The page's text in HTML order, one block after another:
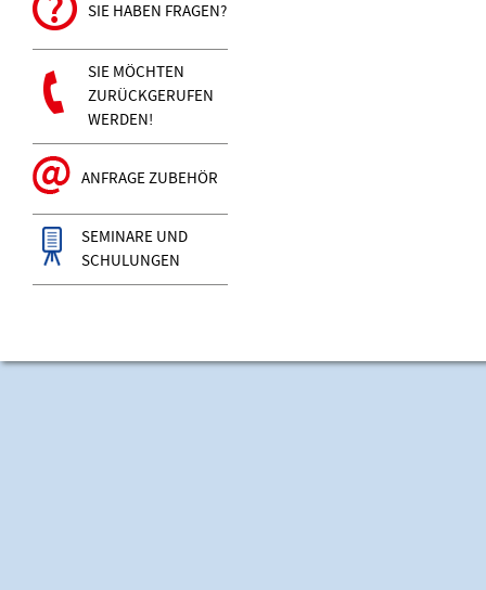
SIE HABEN FRAGEN?
SIE MÖCHTEN
ZURÜCKGERUFEN
WERDEN!
ANFRAGE ZUBEHÖR
SEMINARE UND
SCHULUNGEN